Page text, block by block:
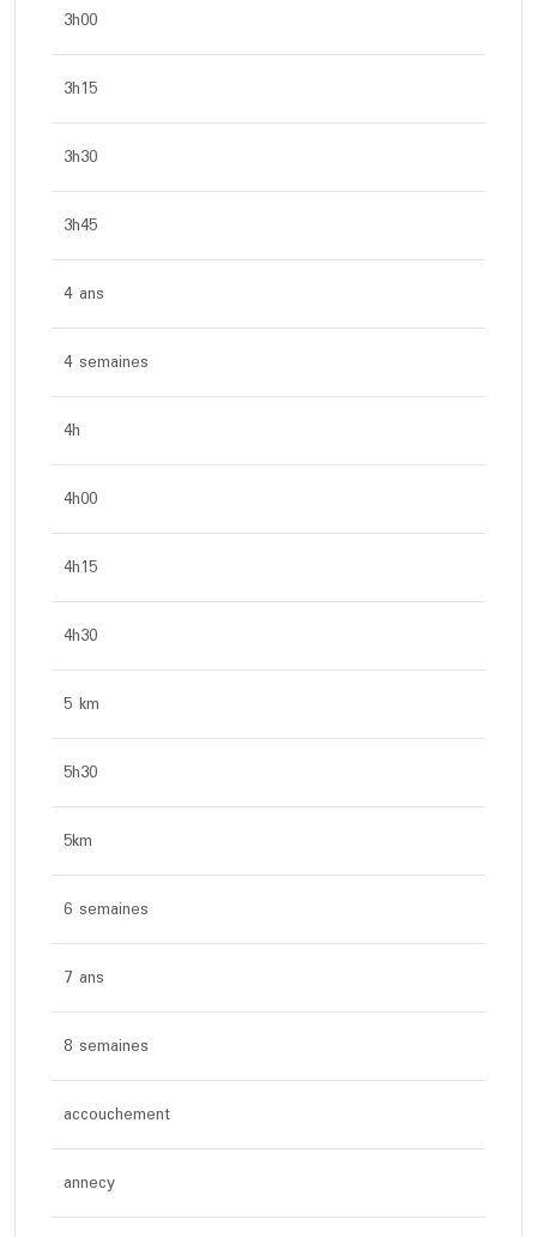
3h00
3h15
3h30
3h45
4 ans
4 semaines
4h
4h00
4h15
4h30
5 km
5h30
5km
6 semaines
7 ans
8 semaines
accouchement
annecy